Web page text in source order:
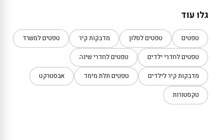
גלו עוד
טפטים טפטים לסלון מדבקות קיר טפטים למשרד
טפטים לחדרי ילדים טפטים לחדרי שינה
מדבקות קיר לילדים טפטים תלת מימד אבסטרקט
טקסטורות